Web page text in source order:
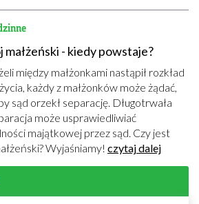
- kiedy powstaje?
między małżonkami nastąpił rozkład
każdy z małżonków może żądać,
sąd orzekł separację. Długotrwała
może usprawiedliwiać
majątkowej przez sąd. Czy jest
Wyjaśniamy! czytaj dalej